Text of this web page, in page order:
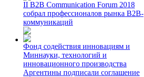
II B2B Communication Forum 2018
собрал профессионалов рынка B2B-
коммуникаций
Фонд содействия инновациям и
Миннауки, технологий и
инновационного производства
Аргентины подписали соглашение